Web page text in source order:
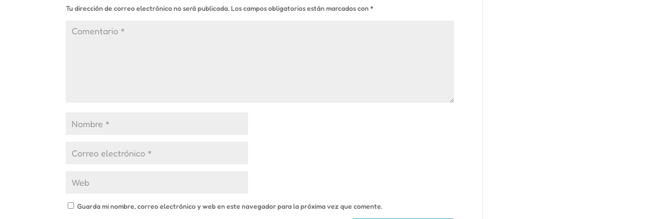
Tu dirección de correo electrónico no será publicada. Los campos obligatorios están marcados con*
Guarda mi nombre, correo electrónico y web en este navegador para la próxima vez que comente.